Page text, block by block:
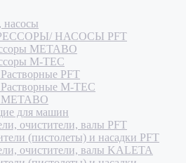
насосы
НАСОСЫ PFT
METABO
M-TEC
PFT
M-TEC
для машин
очистители, валы PFT
(пистолеты) и насадки PFT
очистители, валы KALETA